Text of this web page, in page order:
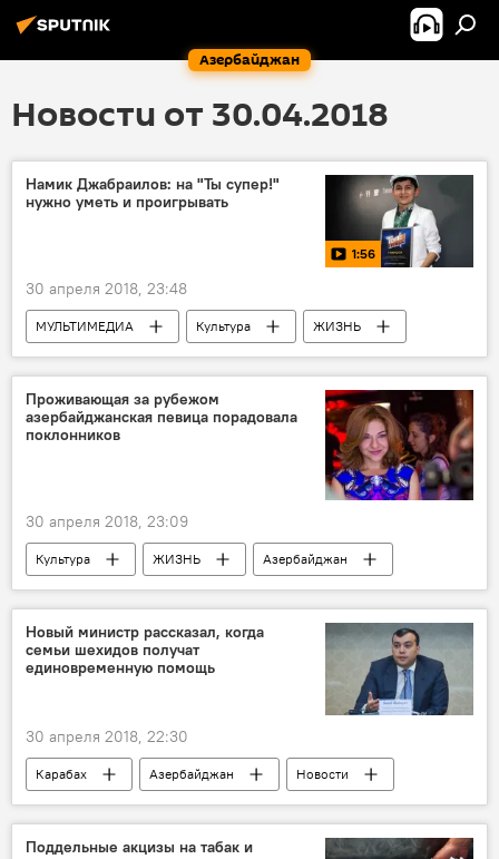
Азербайджан
Новости от 30.04.2018
Намик Джабраилов: на "Ты супер!"
нужно уметь и проигрывать
1:56
30 апреля 2018, 23:48
МУЛЬТИМЕДИА Культура
ЖИЗНЬ
Азербайджан
Видео
Новости
Второй сезон "Ты супер!" на НТВ
Проживающая за рубежом
азербайджанская певица порадовала
поклонников
30 апреля 2018, 23:09
Культура ЖИЗНЬ
Азербайджан
Новости
Ульвия Рагимова клип
Новый министр рассказал, когда
семьи шехидов получат
единовременную помощь
30 апреля 2018, 22:30
Карабах Азербайджан
Новости
Ильхам Алиев
Сахиль Бабаев
Министерствво труда и социальной защиты населения АР
Поддельные акцизы на табак и